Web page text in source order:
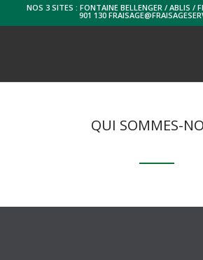
NOS 3 SITES : FONTAINE BELLENGER / ABLIS /
901 130
QUI SOMMES-